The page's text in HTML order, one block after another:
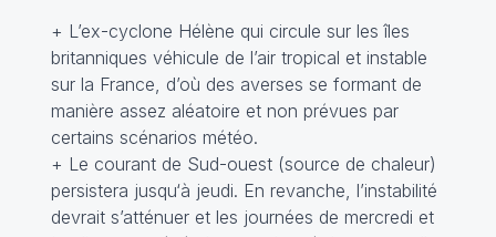
+ L’ex-cyclone Hélène qui circule sur les îles
britanniques véhicule de l’air tropical et instable
sur la France, d’où des averses se formant de
manière assez aléatoire et non prévues par
certains scénarios météo.
+ Le courant de Sud-ouest (source de chaleur)
persistera jusqu‘à jeudi. En revanche, l’instabilité
devrait s’atténuer et les journées de mercredi et